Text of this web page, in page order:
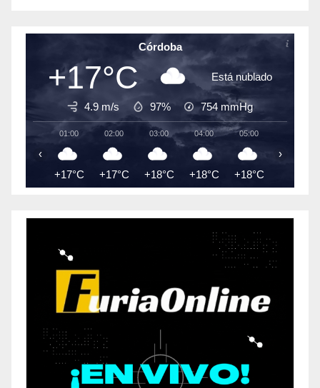
Córdoba
+17°C Está nublado
4.9 m/s 97% 754 mmHg
01:00
+17°C
02:00
+17°C
03:00
+18°C
04:00
+18°C
05:00
+18°C
‹ ›